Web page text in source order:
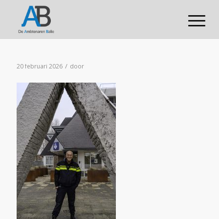
20 februari 2026 / door